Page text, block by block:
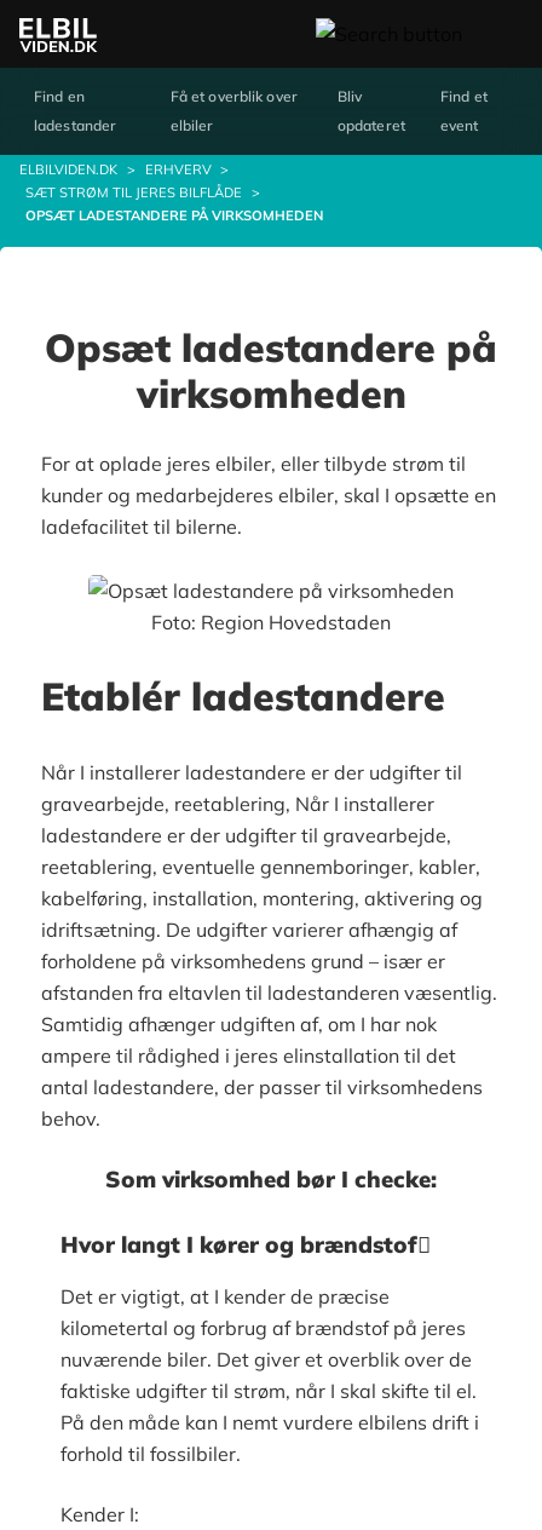
Find en
ladestander
Få et overblik over
elbiler
Bliv
opdateret
Find et
event
ELBILVIDEN.DK > ERHVERV >
SÆT STRØM TIL JERES BILFLÅDE
>
OPSÆT LADESTANDERE PÅ VIRKSOMHEDEN
Opsæt ladestandere på
virksomheden
For at oplade jeres elbiler, eller tilbyde strøm til
kunder og medarbejderes elbiler, skal I opsætte en
ladefacilitet til bilerne.
Foto: Region Hovedstaden
Etablér ladestandere
Når I installerer ladestandere er der udgifter til
gravearbejde, reetablering, Når I installerer
ladestandere er der udgifter til gravearbejde,
reetablering, eventuelle gennemboringer, kabler,
kabelføring, installation, montering, aktivering og
idriftsætning. De udgifter varierer afhængig af
forholdene på virksomhedens grund – især er
afstanden fra eltavlen til ladestanderen væsentlig.
Samtidig afhænger udgiften af, om I har nok
ampere til rådighed i jeres elinstallation til det
antal ladestandere, der passer til virksomhedens
behov.
Som virksomhed bør I checke:
Hvor langt I kører og brændstof
Det er vigtigt, at I kender de præcise
kilometertal og forbrug af brændstof på jeres
nuværende biler. Det giver et overblik over de
faktiske udgifter til strøm, når I skal skifte til el.
På den måde kan I nemt vurdere elbilens drift i
forhold til fossilbiler.
Kender I: